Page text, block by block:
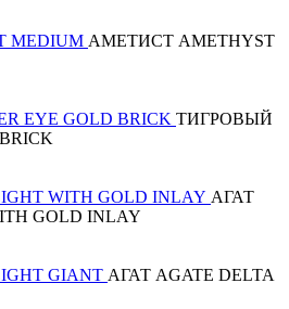
АМЕТИСТ AMETHYST
ТИГРОВЫЙ
АГАТ
GOLD INLAY
АГАТ AGATE DELTA